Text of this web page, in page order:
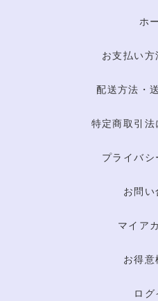
ホ
お支払い方
配送方法・
特定商取引法
プライバシ
お問い
マイア
お得意
ログ